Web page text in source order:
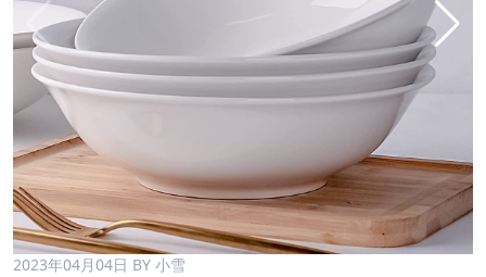
2023年04月04日 BY 小雪